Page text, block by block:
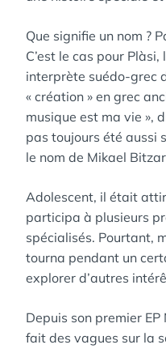
Que signifie un nom ?
C’est le cas pour
interprète suédo-grec
« création » en grec
musique est ma vie »,
pas toujours été aussi
le nom de Mikael
Adolescent, il était
participa à plusieurs
spécialisés. Pourtant,
tourna pendant un
explorer d’autres
Depuis son premier
fait des vagues sur la